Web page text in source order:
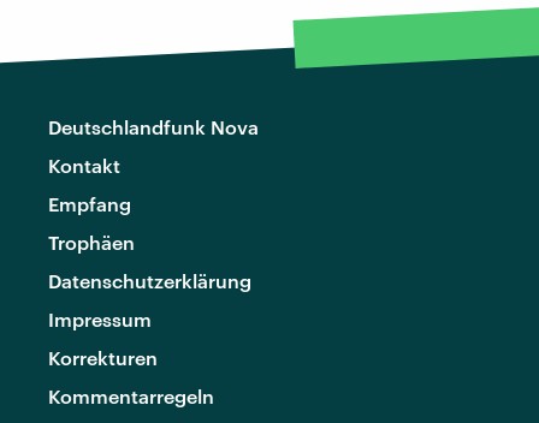
Deutschlandfunk Nova
Kontakt
Empfang
Trophäen
Datenschutzerklärung
Impressum
Korrekturen
Kommentarregeln